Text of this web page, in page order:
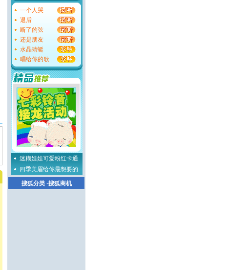
一个人哭
退后
断了的弦
还是朋友
水晶蜻蜓
唱给你的歌
迷糊娃娃可爱粉红卡通
四季美眉给你最想要的
搜狐分类·搜狐商机